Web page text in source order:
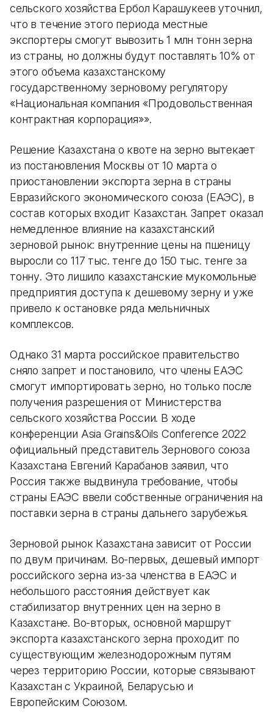
сельского хозяйства Ербол Карашукеев уточнил,
что в течение этого периода местные
экспортеры смогут вывозить 1 млн тонн зерна
из страны, но должны будут поставлять 10% от
этого объема казахстанскому
государственному зерновому регулятору
«Национальная компания «Продовольственная
контрактная корпорация»».
Решение Казахстана о квоте на зерно вытекает
из постановления Москвы от 10 марта о
приостановлении экспорта зерна в страны
Евразийского экономического союза (ЕАЭС), в
состав которых входит Казахстан. Запрет оказал
немедленное влияние на казахстанский
зерновой рынок: внутренние цены на пшеницу
выросли со 117 тыс. тенге до 150 тыс. тенге за
тонну. Это лишило казахстанские мукомольные
предприятия доступа к дешевому зерну и уже
привело к остановке ряда мельничных
комплексов.
Однако 31 марта российское правительство
сняло запрет и постановило, что члены ЕАЭС
смогут импортировать зерно, но только после
получения разрешения от Министерства
сельского хозяйства России. В ходе
конференции Asia Grains&Oils Conference 2022
официальный представитель Зернового союза
Казахстана Евгений Карабанов заявил, что
Россия также выдвинула требование, чтобы
страны ЕАЭС ввели собственные ограничения на
поставки зерна в страны дальнего зарубежья.
Зерновой рынок Казахстана зависит от России
по двум причинам. Во-первых, дешевый импорт
российского зерна из-за членства в ЕАЭС и
небольшого расстояния действует как
стабилизатор внутренних цен на зерно в
Казахстане. Во-вторых, основной маршрут
экспорта казахстанского зерна проходит по
существующим железнодорожным путям
через территорию России, которые связывают
Казахстан с Украиной, Беларусью и
Европейским Союзом.